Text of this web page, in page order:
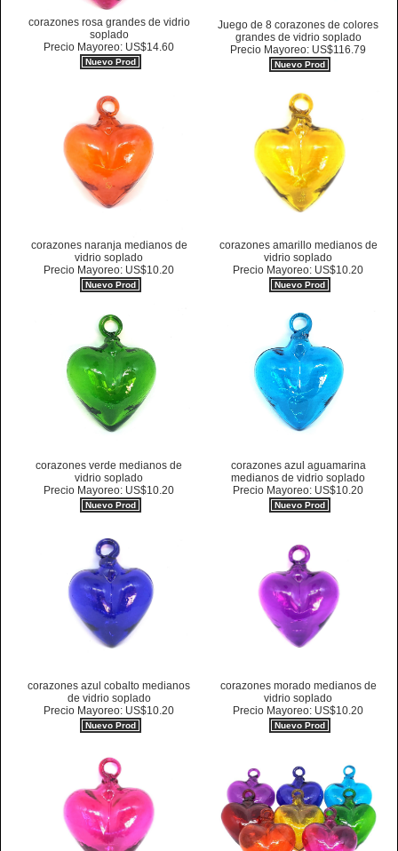
corazones rosa grandes de vidrio
soplado
Precio Mayoreo: US$14.60
Nuevo Prod
Juego de 8 corazones de colores
grandes de vidrio soplado
Precio Mayoreo: US$116.79
Nuevo Prod
corazones naranja medianos de
vidrio soplado
Precio Mayoreo: US$10.20
Nuevo Prod
corazones amarillo medianos de
vidrio soplado
Precio Mayoreo: US$10.20
Nuevo Prod
corazones verde medianos de
vidrio soplado
Precio Mayoreo: US$10.20
Nuevo Prod
corazones azul aguamarina
medianos de vidrio soplado
Precio Mayoreo: US$10.20
Nuevo Prod
corazones azul cobalto medianos
de vidrio soplado
Precio Mayoreo: US$10.20
Nuevo Prod
corazones morado medianos de
vidrio soplado
Precio Mayoreo: US$10.20
Nuevo Prod